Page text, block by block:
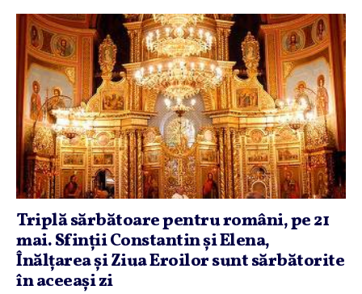
Triplă sărbătoare pentru români, pe 21
mai. Sfinţii Constantin şi Elena,
Înălţarea şi Ziua Eroilor sunt sărbătorite
în aceeaşi zi